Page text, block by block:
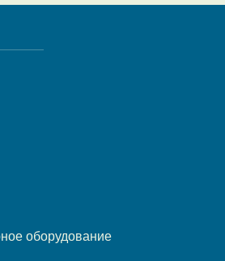
оборудование